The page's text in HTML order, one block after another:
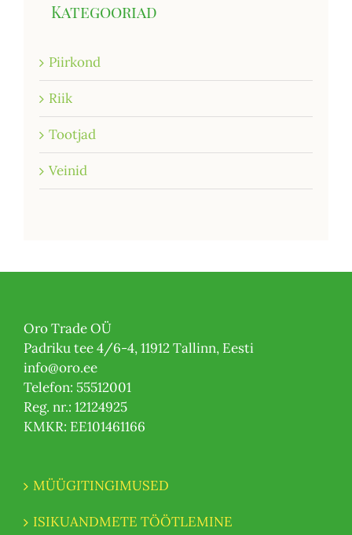
Kategooriad
Piirkond
Riik
Tootjad
Veinid
Oro Trade OÜ
Padriku tee 4/6-4, 11912 Tallinn, Eesti
info@oro.ee
Telefon: 55512001
Reg. nr.: 12124925
KMKR: EE101461166
MÜÜGITINGIMUSED
ISIKUANDMETE TÖÖTLEMINE